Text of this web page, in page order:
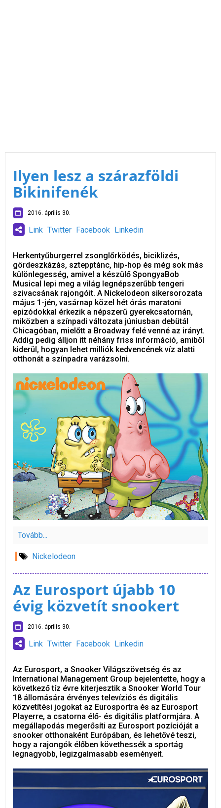
Ilyen lesz a szárazföldi
Bikinifenék
2016. április 30.
Link Twitter Facebook Linkedin
Herkentyűburgerrel zsonglőrködés, biciklizés,
gördeszkázás, sztepptánc, hip-hop és még sok más
különlegesség, amivel a készülő SpongyaBob
Musical lepi meg a világ legnépszerűbb tengeri
szivacsának rajongóit. A Nickelodeon sikersorozata
május 1-jén, vasárnap közel hét órás maratoni
epizódokkal érkezik a népszerű gyerekcsatornán,
miközben a színpadi változata júniusban debütál
Chicagóban, mielőtt a Broadway felé venné az irányt.
Addig pedig álljon itt néhány friss információ, amiből
kiderül, hogyan lehet milliók kedvencének víz alatti
otthonát a színpadra varázsolni.
Tovább...
Nickelodeon
Az Eurosport újabb 10
évig közvetít snookert
2016. április 30.
Link Twitter Facebook Linkedin
Az Eurosport, a Snooker Világszövetség és az
International Management Group bejelentette, hogy a
következő tíz évre kiterjesztik a Snooker World Tour
18 állomására érvényes televíziós és digitális
közvetítési jogokat az Eurosportra és az Eurosport
Playerre, a csatorna élő- és digitális platformjára. A
megállapodás megerősíti az Eurosport pozícióját a
snooker otthonaként Európában, és lehetővé teszi,
hogy a rajongók élőben követhessék a sportág
legnagyobb, legizgalmasabb eseményeit.